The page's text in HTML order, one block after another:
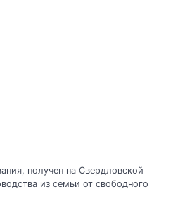
получен на Свердловской
из семьи от свободного